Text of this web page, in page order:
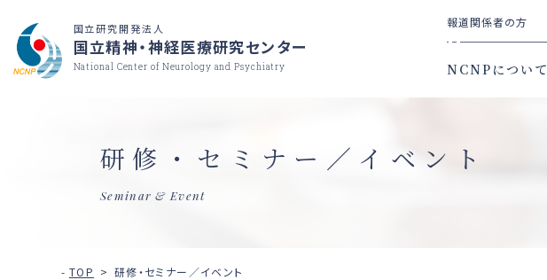
国立研究開発法人
国立精神・神経医療研究センター
National Center of Neurology and Psychiatry
報道関係者の方
NCNPについて
研修・セミナー／イベント
Seminar & Event
TOP 研修・セミナー／イベント